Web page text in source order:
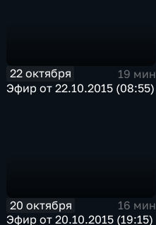
22 октября
19 мин
Эфир от 22.10.2015 (08:55)
20 октября
16 мин
Эфир от 20.10.2015 (19:15)